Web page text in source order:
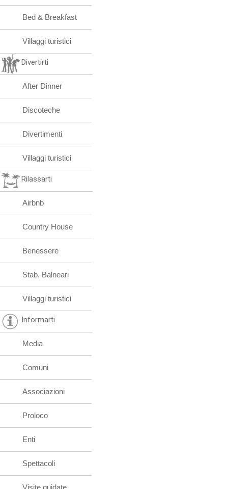
Bed & Breakfast
Villaggi turistici
Divertirti
After Dinner
Discoteche
Divertimenti
Villaggi turistici
Rilassarti
Airbnb
Country House
Benessere
Stab. Balneari
Villaggi turistici
Informarti
Media
Comuni
Associazioni
Proloco
Enti
Spettacoli
Visite guidate